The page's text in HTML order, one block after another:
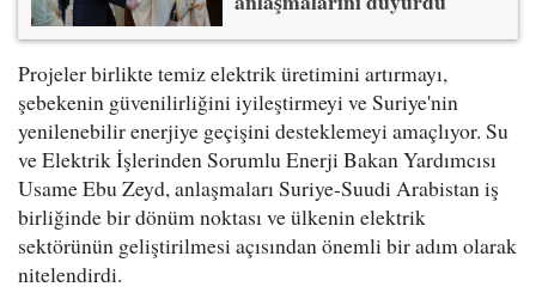
Projeler birlikte temiz elektrik üretimini artırmayı,
şebekenin güvenilirliğini iyileştirmeyi ve Suriye'nin
yenilenebilir enerjiye geçişini desteklemeyi amaçlıyor. Su
ve Elektrik İşlerinden Sorumlu Enerji Bakan Yardımcısı
Usame Ebu Zeyd, anlaşmaları Suriye-Suudi Arabistan iş
birliğinde bir dönüm noktası ve ülkenin elektrik
sektörünün geliştirilmesi açısından önemli bir adım olarak
nitelendirdi.